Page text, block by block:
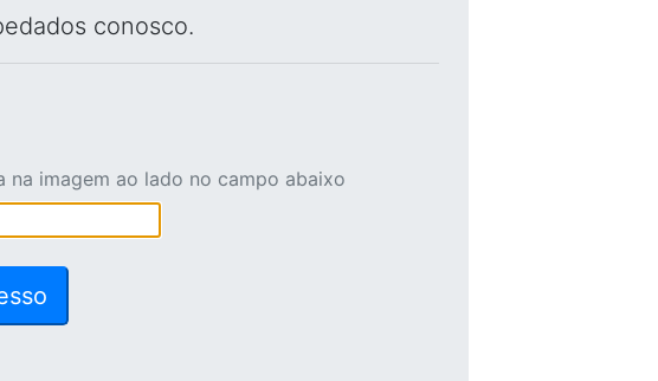
conosco.
na imagem ao lado no campo abaixo